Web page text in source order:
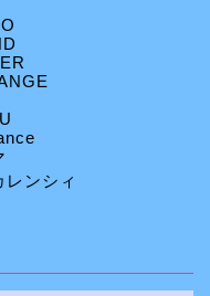
ンシィ